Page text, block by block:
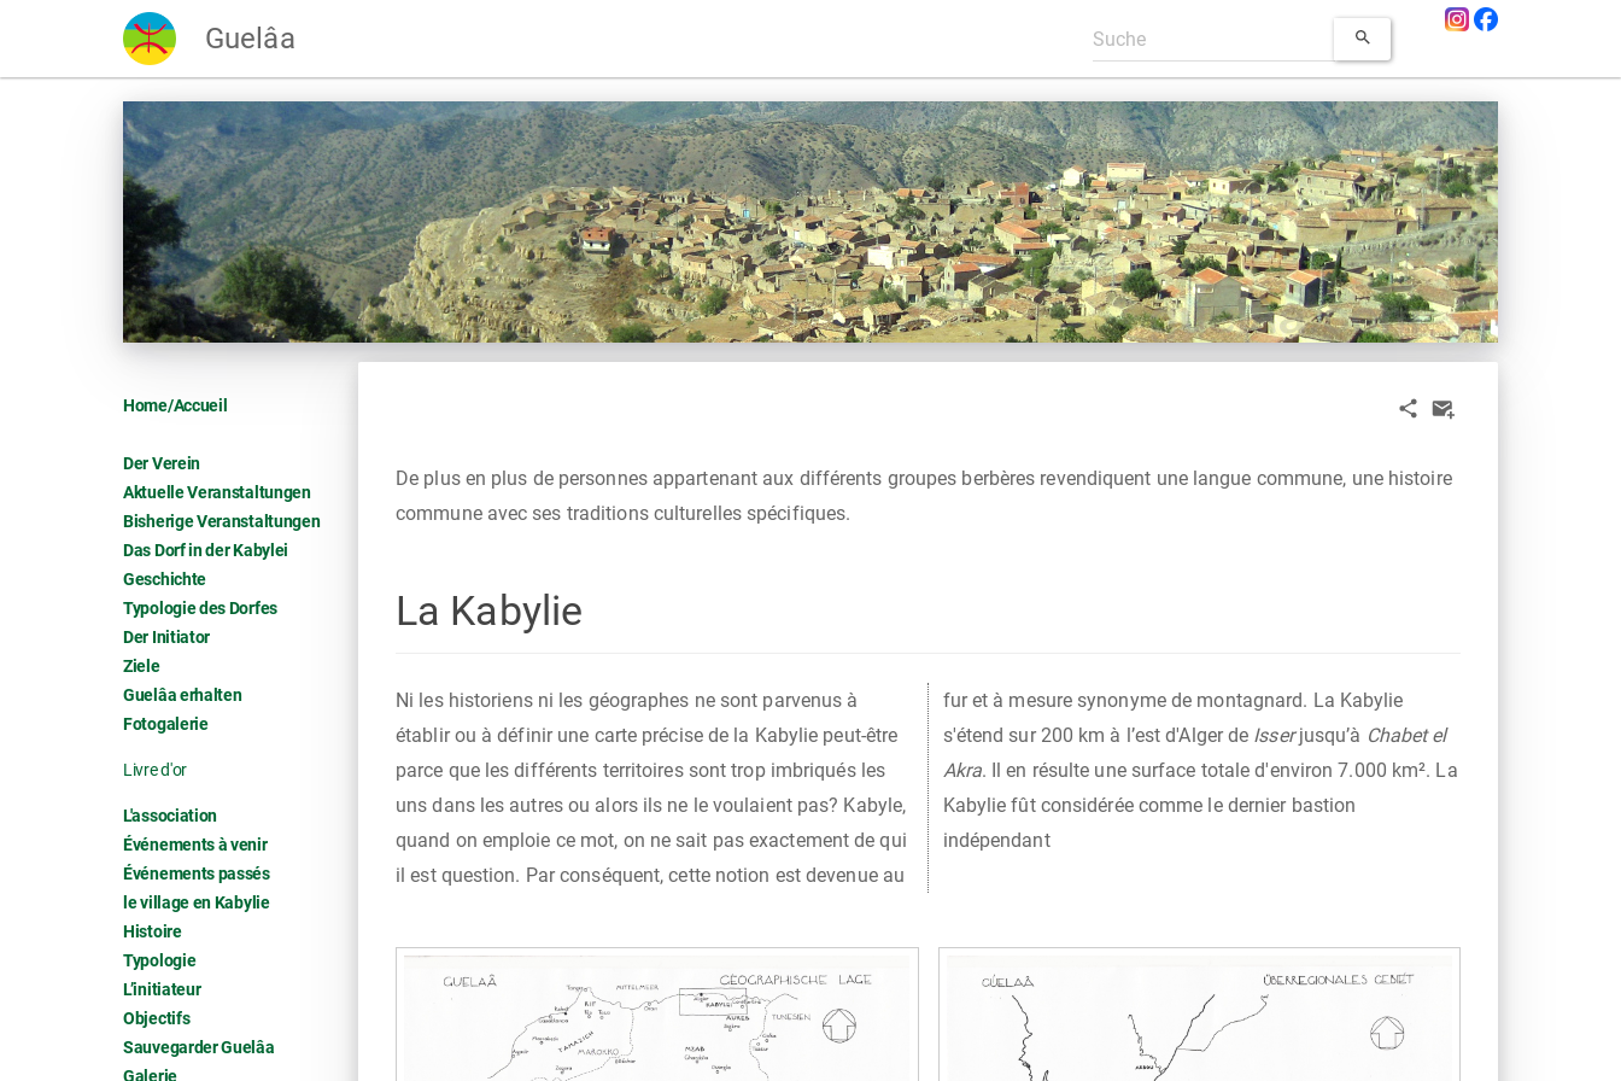
Guelâa
Home/Accueil
Der Verein
Aktuelle Veranstaltungen
Bisherige Veranstaltungen
Das Dorf in der Kabylei
Geschichte
Typologie des Dorfes
Der Initiator
Ziele
Guelâa erhalten
Fotogalerie
Livre d'or
L'association
Événements à venir
Événements passés
le village en Kabylie
Histoire
Typologie
L’initiateur
Objectifs
Sauvegarder Guelâa
Galerie
De plus en plus de personnes appartenant aux différents groupes berbères revendiquent une langue commune, une histoire
commune avec ses traditions culturelles spécifiques.
La Kabylie
Ni les historiens ni les géographes ne sont parvenus à
établir ou à définir une carte précise de la Kabylie peut-être
parce que les différents territoires sont trop imbriqués les
uns dans les autres ou alors ils ne le voulaient pas? Kabyle,
quand on emploie ce mot, on ne sait pas exactement de qui
il est question. Par conséquent, cette notion est devenue au
fur et à mesure synonyme de montagnard. La Kabylie
s'étend sur 200 km à l’est d'Alger de Isserjusqu’à Chabet el
Akra. Il en résulte une surface totale d'environ 7.000 km². La
Kabylie fût considérée comme le dernier bastion
indépendant